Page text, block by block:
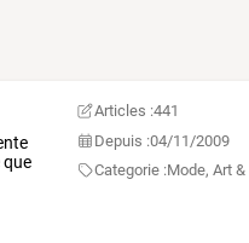
que
Articles :441
Depuis :04/11/2009
Categorie :Mode, Art